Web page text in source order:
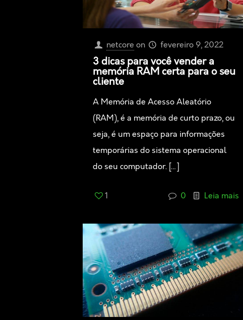
netcore on fevereiro 9, 2022
3 dicas para você vender a
memória RAM certa para o seu
cliente
A Memória de Acesso Aleatório
(RAM), é a memória de curto prazo, ou
seja, é um espaço para informações
temporárias do sistema operacional
do seu computador. […]
1 0 Leia mais